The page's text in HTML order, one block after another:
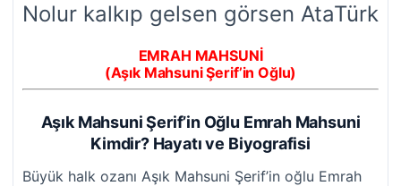
Nolur kalkıp gelsen görsen AtaTürk
EMRAH MAHSUNİ
(Aşık Mahsuni Şerif’in Oğlu)
Aşık Mahsuni Şerif’in Oğlu Emrah Mahsuni
Kimdir? Hayatı ve Biyografisi
Büyük halk ozanı Aşık Mahsuni Şerif’in oğlu Emrah